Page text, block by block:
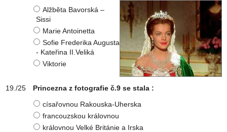
Alžběta Bavorská –
Sissi
Marie Antoinetta
Sofie Frederika Augusta
- Kateřina II.Veliká
Viktorie
Princezna z fotografie č.9 se stala :
císařovnou Rakouska-Uherska
francouzskou královnou
královnou Velké Británie a Irska